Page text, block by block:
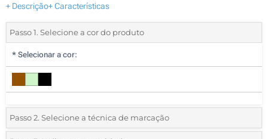
+ Descrição+ Características
Passo 1. Selecione a cor do produto
* Selecionar a cor:
Passo 2. Selecione a técnica de marcação